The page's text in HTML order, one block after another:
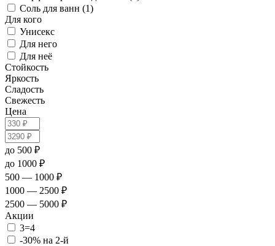
Соль для ванн (1)
Для кого
Унисекс
Для него
Для неё
Стойкость
Яркость
Сладость
Свежесть
Цена
до 500 ₽
до 1000 ₽
500 — 1000 ₽
1000 — 2500 ₽
2500 — 5000 ₽
Акции
3=4
-30% на 2-й